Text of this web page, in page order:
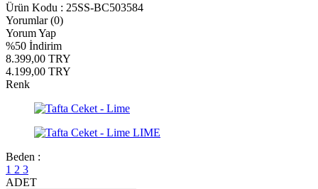
Ürün Kodu : 25SS-BC503584
Yorumlar (0)
Yorum Yap
%50 İndirim
8.399,00 TRY
4.199,00 TRY
Renk
Beden :
1 2 3
ADET